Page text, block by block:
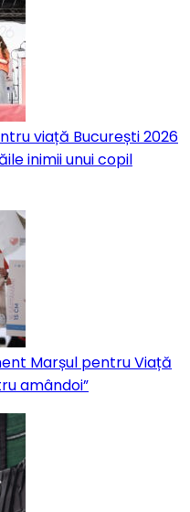
viață București 2026
inimii unui copil
Marșul pentru Viață
amândoi”